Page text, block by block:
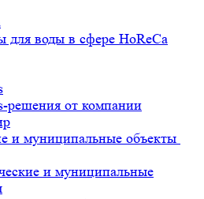
для воды в сфере HoReCa
решения от компании
и муниципальные объекты
и муниципальные